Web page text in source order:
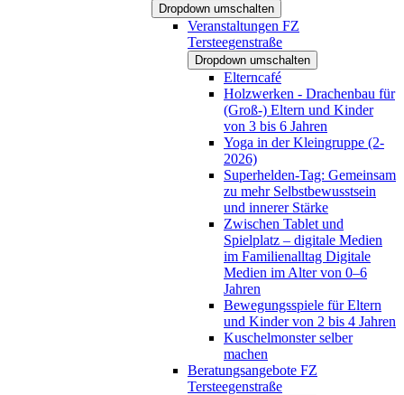
Dropdown umschalten
Veranstaltungen FZ
Tersteegenstraße
Dropdown umschalten
Elterncafé
Holzwerken - Drachenbau für
(Groß-) Eltern und Kinder
von 3 bis 6 Jahren
Yoga in der Kleingruppe (2-
2026)
Superhelden-Tag: Gemeinsam
zu mehr Selbstbewusstsein
und innerer Stärke
Zwischen Tablet und
Spielplatz – digitale Medien
im Familienalltag Digitale
Medien im Alter von 0–6
Jahren
Bewegungsspiele für Eltern
und Kinder von 2 bis 4 Jahren
Kuschelmonster selber
machen
Beratungsangebote FZ
Tersteegenstraße